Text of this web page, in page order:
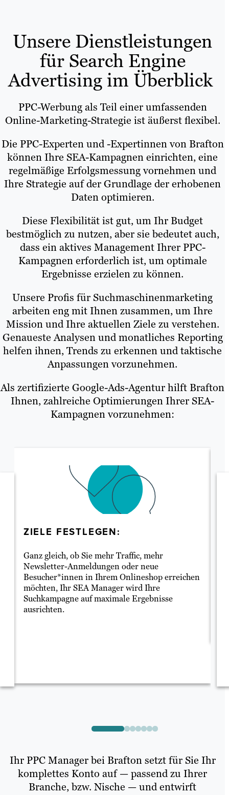
Unsere Dienstleistungen
für Search Engine
Advertising im Überblick
PPC-Werbung als Teil einer umfassenden
Online-Marketing-Strategie ist äußerst flexibel.
Die PPC-Experten und -Expertinnen von Brafton
können Ihre SEA-Kampagnen einrichten, eine
regelmäßige Erfolgsmessung vornehmen und
Ihre Strategie auf der Grundlage der erhobenen
Daten optimieren.
Diese Flexibilität ist gut, um Ihr Budget
bestmöglich zu nutzen, aber sie bedeutet auch,
dass ein aktives Management Ihrer PPC-
Kampagnen erforderlich ist, um optimale
Ergebnisse erzielen zu können.
Unsere Profis für Suchmaschinenmarketing
arbeiten eng mit Ihnen zusammen, um Ihre
Mission und Ihre aktuellen Ziele zu verstehen.
Genaueste Analysen und monatliches Reporting
helfen ihnen, Trends zu erkennen und taktische
Anpassungen vorzunehmen.
Als zertifizierte Google-Ads-Agentur hilft Brafton
Ihnen, zahlreiche Optimierungen Ihrer SEA-
Kampagnen vorzunehmen:
ZIELE FESTLEGEN:
Ganz gleich, ob Sie mehr Traffic, mehr
Newsletter-Anmeldungen oder neue
Besucher*innen in Ihrem Onlineshop erreichen
möchten, Ihr SEA Manager wird Ihre
Suchkampagne auf maximale Ergebnisse
ausrichten.
Ihr PPC Manager bei Brafton setzt für Sie Ihr
komplettes Konto auf — passend zu Ihrer
Branche, bzw. Nische — und entwirft